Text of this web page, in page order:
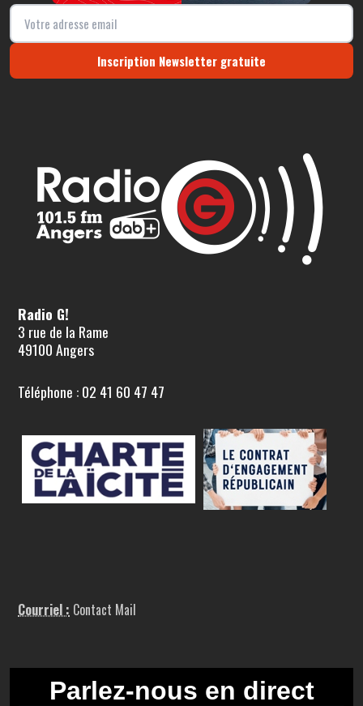
Inscription Newsletter gratuite
Radio G!
3 rue de la Rame
49100 Angers
Téléphone : 02 41 60 47 47
Courriel : Contact Mail